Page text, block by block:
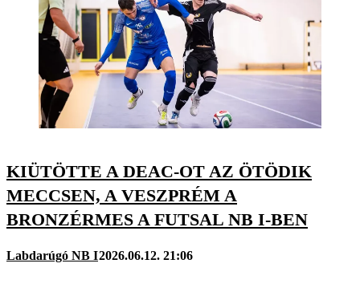
KIÜTÖTTE A DEAC-OT AZ ÖTÖDIK
MECCSEN, A VESZPRÉM A
BRONZÉRMES A FUTSAL NB I-BEN
Labdarúgó NB I2026.06.12. 21:06